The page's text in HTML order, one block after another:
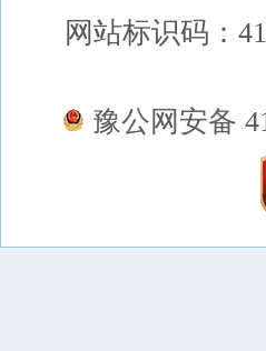
网站标识码：
豫公网安备